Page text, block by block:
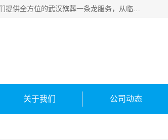
武汉生命之源文化有限公司，秉持着对生命的敬重与关怀，专注于殡葬服务领域。我们提供全方位的武汉殡葬一条龙服务，从临终关怀开始，到后事的妥善处理，每个环节都精心安排。专业团队严格依照规范，为逝者净身、穿衣，庄重地接运遗体，提供优质的遗体整理与妆扮服务。告别仪式策划、火化手续办理以及骨灰安置等事务，也都有专人协助。
关于我们 公司动态